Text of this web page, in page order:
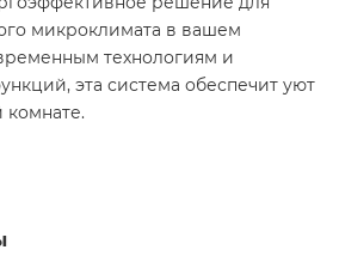
микроклимата в вашем
технологиям и
эта система обеспечит уют